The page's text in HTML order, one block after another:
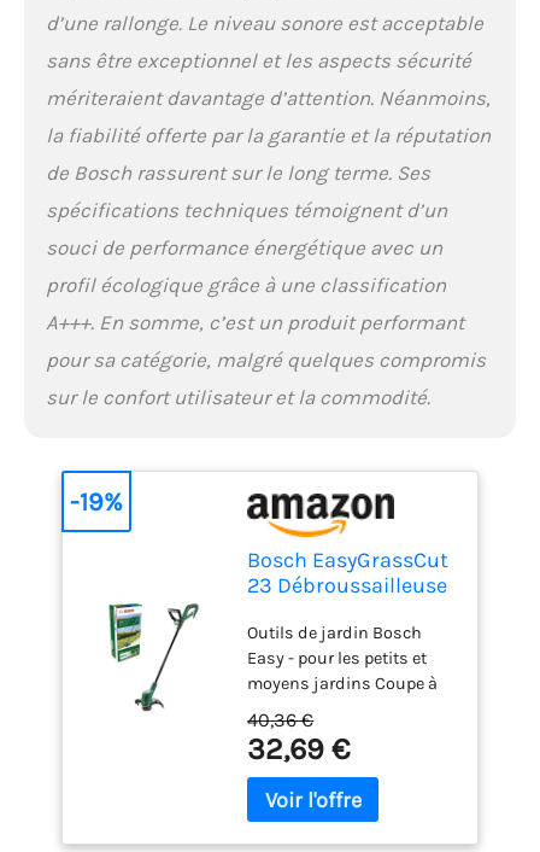
d’une rallonge. Le niveau sonore est acceptable
sans être exceptionnel et les aspects sécurité
mériteraient davantage d’attention. Néanmoins,
la fiabilité offerte par la garantie et la réputation
de Bosch rassurent sur le long terme. Ses
spécifications techniques témoignent d’un
souci de performance énergétique avec un
profil écologique grâce à une classification
A+++. En somme, c’est un produit performant
pour sa catégorie, malgré quelques compromis
sur le confort utilisateur et la commodité.
Bosch EasyGrassCut
23 Débroussailleuse
Outils de jardin Bosch
Easy - pour les petits et
moyens jardins Coupe à
différentes hauteurs avec
position de travail
confortable: Léger et
stable avec poignée
supplémentaire réglable
40,36 €
32,69 €
-19%